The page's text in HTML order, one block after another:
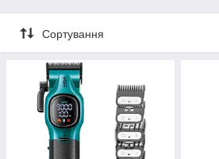
Сортування